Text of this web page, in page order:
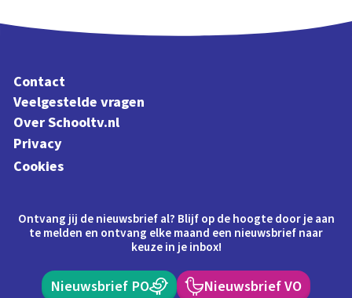
Contact
Veelgestelde vragen
Over Schooltv.nl
Privacy
Cookies
Ontvang jij de nieuwsbrief al? Blijf op de hoogte door je aan
te melden en ontvang elke maand een nieuwsbrief naar
keuze in je inbox!
Nieuwsbrief PO Nieuwsbrief VO